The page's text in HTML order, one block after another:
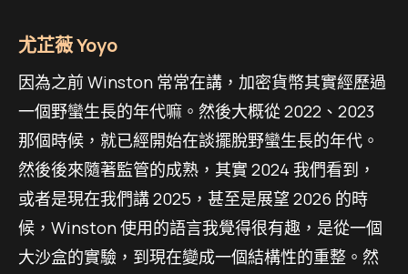
尤芷薇 Yoyo
因為之前 Winston 常常在講，加密貨幣其實經歷過
一個野蠻生長的年代嘛。然後大概從 2022、2023
那個時候，就已經開始在談擺脫野蠻生長的年代。
然後後來隨著監管的成熟，其實 2024 我們看到，
或者是現在我們講 2025，甚至是展望 2026 的時
候，Winston 使用的語言我覺得很有趣，是從一個
大沙盒的實驗，到現在變成一個結構性的重整。然